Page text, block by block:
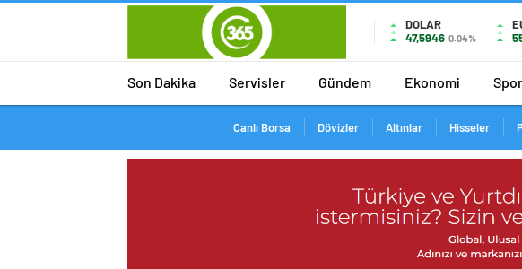
DOLAR
47,5946 0.04%
Son Dakika Servisler Gündem Ekonomi Spor
Canlı Borsa Dövizler Altınlar Hisseler